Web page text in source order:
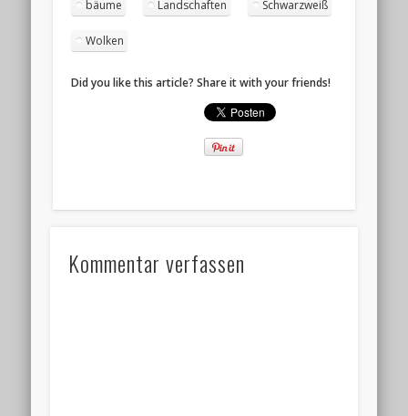
bäume Landschaften Schwarzweiß
Wolken
Did you like this article? Share it with your friends!
Kommentar verfassen